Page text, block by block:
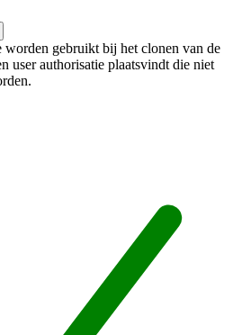
worden gebruikt bij het clonen van de
user authorisatie plaatsvindt die niet